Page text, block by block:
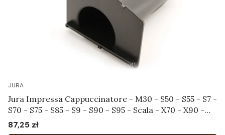
JURA
Jura Impressa Cappuccinatore - M30 - S50 - S55 - S7 -
S70 - S75 - S85 - S9 - S90 - S95 - Scala - X70 - X90 -
X95 - XS9 - XS90 - XS95 - Dozownik Art.59724
Cena
87,25 zł